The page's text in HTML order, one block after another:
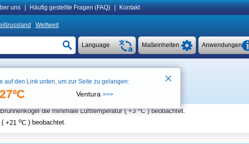
uns Häufig gestellte Fragen (FAQ) Kontakt
Weltweit
Anwendungen
Maßeinheiten
Language
Zur Karte
die minimale Lufttemperatur (+3oC ) beobachtet.
+21 oC ) beobachtet.
auf den Link unten, um zur Seite zu gelangen:
Ventura >>>